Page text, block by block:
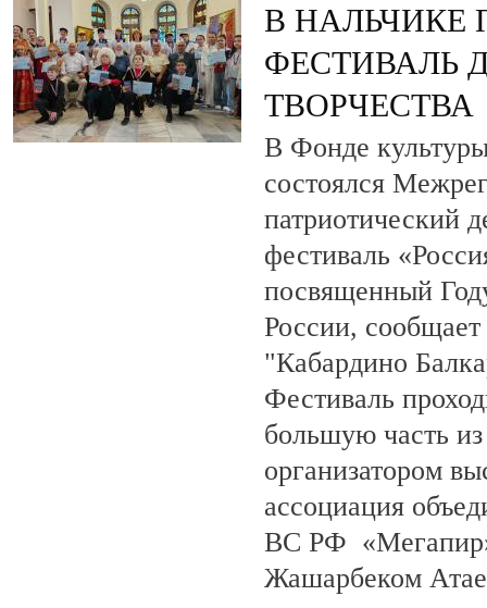
В НАЛЬЧИКЕ
ФЕСТИВАЛЬ
ТВОРЧЕСТВА
В Фонде
состоялся
патриотический
фестиваль
посвященный
России,
"Кабардино
Фестиваль
большую часть
организатором
ассоциация
ВС РФ «Мегапир»
Жашарбеком